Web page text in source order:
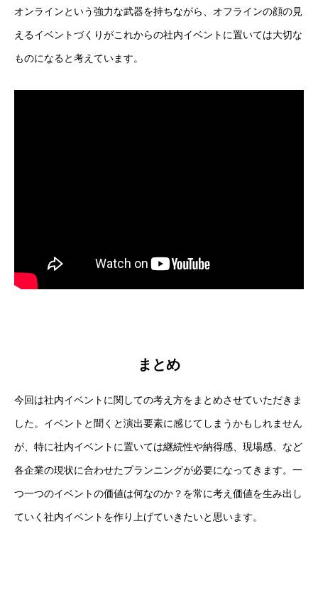
オンラインという強力な武器を持ちながら、オフラインの顔の見
えるイベントづくりがこれからの社内イベントに置いては大切な
ものになると考えています。
まとめ
今回は社内イベントに関しての考え方をまとめさせていただきま
した。イベントと聞くと演出要素に感じてしまうかもしれません
が、特に社内イベントに置いては継続性や納得感、現場感、など
各企業の現状に合わせたプランニングが必要になってきます。一
つ一つのイベントの価値は何なのか？を常に考え価値を生み出し
ていく社内イベントを作り上げていきたいと思います。